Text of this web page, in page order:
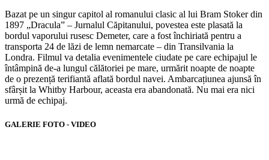
Bazat pe un singur capitol al romanului clasic al lui Bram Stoker din
1897 „Dracula” – Jurnalul Căpitanului, povestea este plasată la
bordul vaporului rusesc Demeter, care a fost închiriată pentru a
transporta 24 de lăzi de lemn nemarcate – din Transilvania la
Londra. Filmul va detalia evenimentele ciudate pe care echipajul le
întâmpină de-a lungul călătoriei pe mare, urmărit noapte de noapte
de o prezență terifiantă aflată bordul navei. Ambarcațiunea ajunsă în
sfârșit la Whitby Harbour, aceasta era abandonată. Nu mai era nici
urmă de echipaj.
GALERIE FOTO - VIDEO